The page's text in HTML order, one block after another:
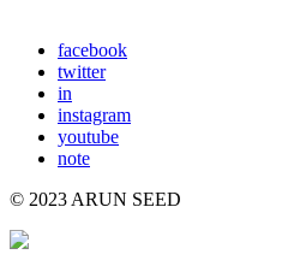
facebook
twitter
in
instagram
youtube
note
© 2023 ARUN SEED